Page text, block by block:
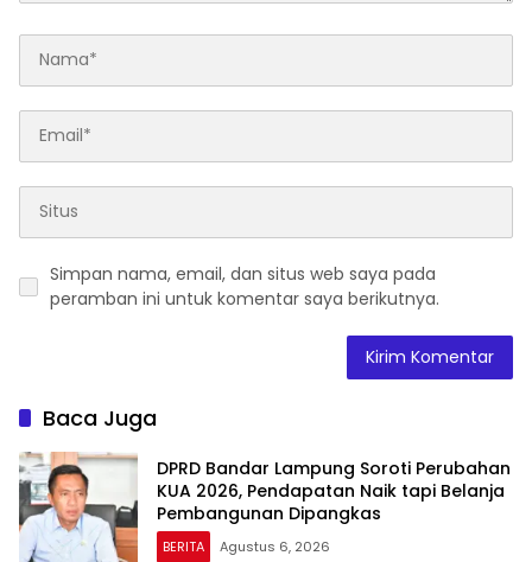
Simpan nama, email, dan situs web saya pada
peramban ini untuk komentar saya berikutnya.
Baca Juga
DPRD Bandar Lampung Soroti Perubahan
KUA 2026, Pendapatan Naik tapi Belanja
Pembangunan Dipangkas
BERITA Agustus 6, 2026